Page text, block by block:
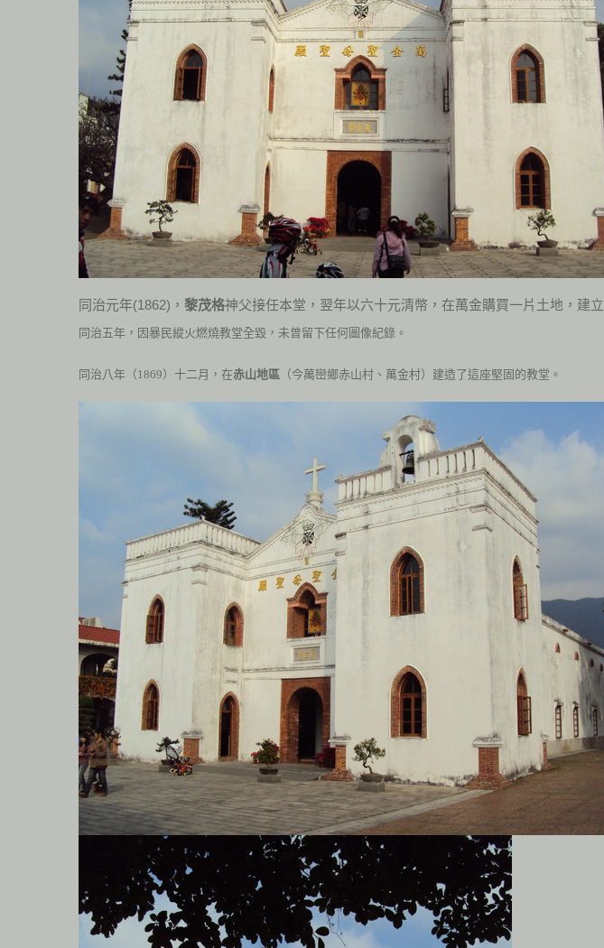
同治元年(1862)， 黎茂格神父接任本堂，翌年以六十元清幣，在萬金購買一片土地，建立
同治五年，因暴民縱火燃燒教堂全毀，未曾留下任何圖像紀錄。
同治八年（1869）十二月，在赤山地區 （今萬巒鄉赤山村、萬金村）建造了這座堅固的教堂 。